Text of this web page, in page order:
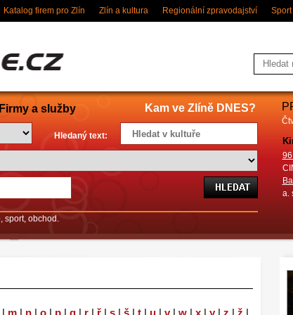
Sport
Regionální zpravodajství
Zlín a kultura
Katalog firem pro Zlín
96 hodin:
CINEMA, a. s.
Babovřesky 3
a. s.
Firmy a služby Kam ve Zlíně DNES?
Hledaný text:
sport, obchod.
| m | n | o | p | q | r | ř | s | š | t | u | v | w | x | y | z | ž |